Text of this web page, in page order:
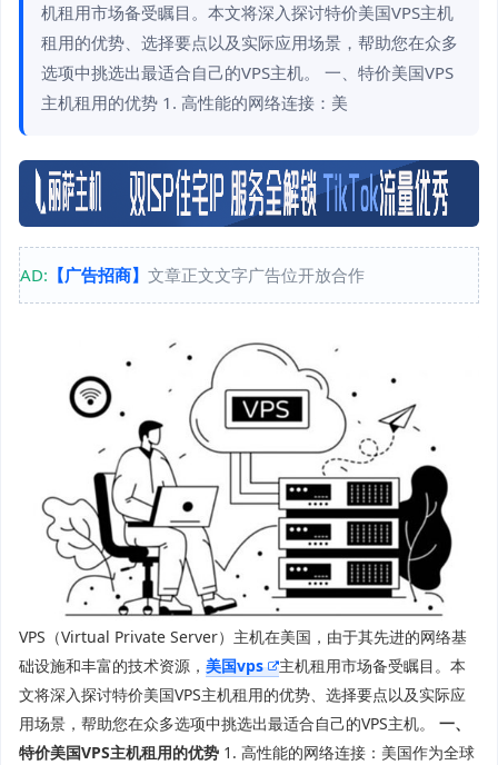
机租用市场备受瞩目。本文将深入探讨特价美国VPS主机
租用的优势、选择要点以及实际应用场景，帮助您在众多
选项中挑选出最适合自己的VPS主机。 一、特价美国VPS
主机租用的优势 1. 高性能的网络连接：美
AD: 【广告招商】 文章正文文字广告位开放合作
VPS（Virtual Private Server）主机在美国，由于其先进的网络基
础设施和丰富的技术资源， 美国vps
主机租用市场备受瞩目。本
文将深入探讨特价美国VPS主机租用的优势、选择要点以及实际应
用场景，帮助您在众多选项中挑选出最适合自己的VPS主机。 一、
特价美国VPS主机租用的优势 1. 高性能的网络连接：美国作为全球